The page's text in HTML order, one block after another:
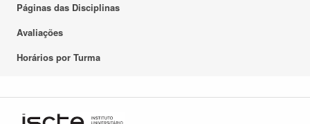
Páginas das Disciplinas
Avaliações
Horários por Turma